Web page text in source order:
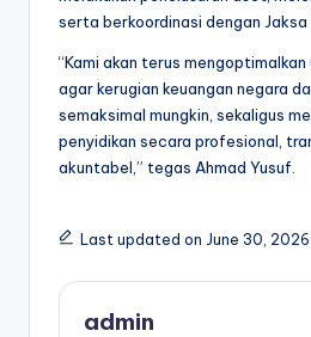
serta berkoordinasi dengan Jaksa
“Kami akan terus
agar kerugian keuangan negara
semaksimal mungkin, sekaligus
penyidikan secara profesional,
akuntabel,” tegas Ahmad Yusuf.
Last updated on June 30, 2026
admin